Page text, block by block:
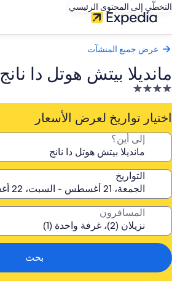
التخطّي إلى المحتوى الرئيسي
عرض جميع المنشآت
مانديلا بيتش هوتل دا نانج
منشأة
فندقية
مصنفة
4.0
اختيار تواريخ لعرض الأسعار
إلى أين؟
التواريخ
المسافرون
بحث